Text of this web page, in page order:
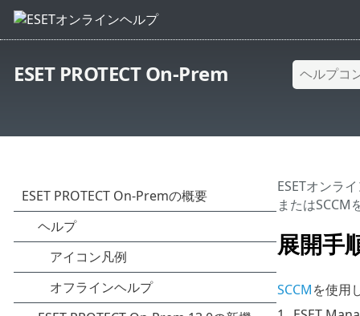
ESET PROTECT On-Prem
展開手
ESETオンラ
またはSCCM
SCCMを使用